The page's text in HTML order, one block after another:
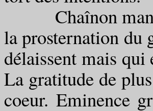
Chaînon
la prosternation du
délaissent mais qui
La gratitude de
coeur. Eminence